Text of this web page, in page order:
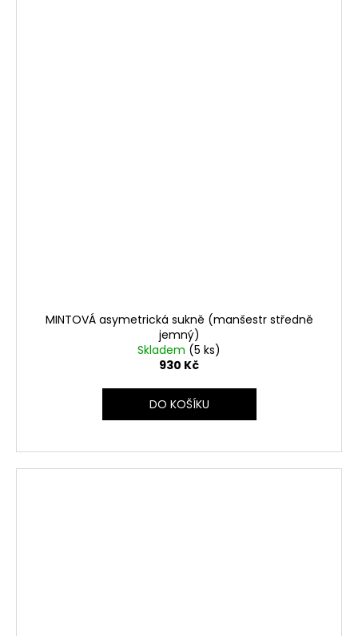
MINTOVÁ asymetrická sukně (manšestr středně
jemný)
Skladem (5 ks)
930 Kč
DO KOŠÍKU